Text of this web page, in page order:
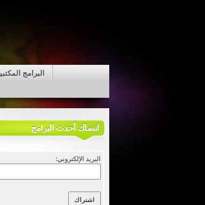
البرامج
لتصلك أحدث البرامج
البريد الإلكتروني: